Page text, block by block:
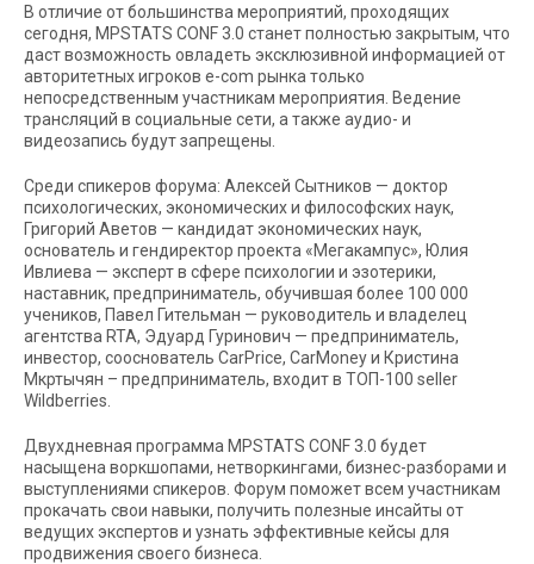
В отличие от большинства мероприятий, проходящих
сегодня, MPSTATS CONF 3.0 станет полностью закрытым, что
даст возможность овладеть эксклюзивной информацией от
авторитетных игроков e-com рынка только
непосредственным участникам мероприятия. Ведение
трансляций в социальные сети, а также аудио- и
видеозапись будут запрещены.
Среди спикеров форума: Алексей Сытников — доктор
психологических, экономических и философских наук,
Григорий Аветов — кандидат экономических наук,
основатель и гендиректор проекта «Мегакампус», Юлия
Ивлиева — эксперт в сфере психологии и эзотерики,
наставник, предприниматель, обучившая более 100 000
учеников, Павел Гительман — руководитель и владелец
агентства RTA, Эдуард Гуринович — предприниматель,
инвестор, сооснователь CarPrice, CarMoney и Кристина
Мкртычян – предприниматель, входит в ТОП-100 seller
Wildberries.
Двухдневная программа MPSTATS CONF 3.0 будет
насыщена воркшопами, нетворкингами, бизнес-разборами и
выступлениями спикеров. Форум поможет всем участникам
прокачать свои навыки, получить полезные инсайты от
ведущих экспертов и узнать эффективные кейсы для
продвижения своего бизнеса.